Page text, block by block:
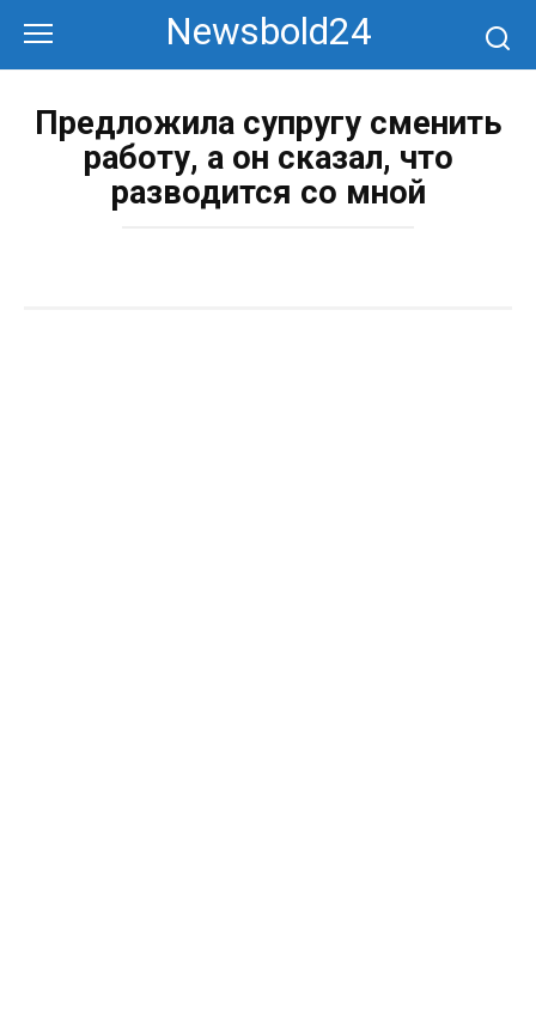
контенту
Newsbold24
Предложила супругу сменить
работу, а он сказал, что
разводится со мной